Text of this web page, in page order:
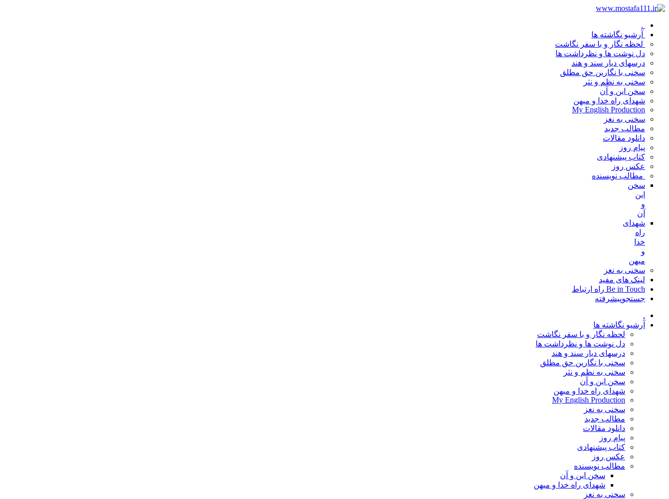
.
آرشیو نگاشته ها
لحظه نگار و با سفر نگاشت
دل نوشت ها و نظرداشت ها
درسهای دیار سند و هند
سخنی با نگارین حق مطلق
سخنی به نظم و نثر
سخن این و آن
شهدای راه خدا و میهن
My English Production
سخنی به نغز
مطالب جدید
دانلود مقالات
پیام روز
کتاب پیشنهادی
عکس روز
مطالب نویسنده
سخن
این
و
آن
شهدای
راه
خدا
و
میهن
سخنی به نغز
لینک های مفید
Be in Touch راه ارتباط
جستجوپیشرفته
.
آرشیو نگاشته ها
لحظه نگار و با سفر نگاشت
دل نوشت ها و نظرداشت ها
درسهای دیار سند و هند
سخنی با نگارین حق مطلق
سخنی به نظم و نثر
سخن این و آن
شهدای راه خدا و میهن
My English Production
سخنی به نغز
مطالب جدید
دانلود مقالات
پیام روز
کتاب پیشنهادی
عکس روز
مطالب نویسنده
سخن این و آن
شهدای راه خدا و میهن
سخنی به نغز